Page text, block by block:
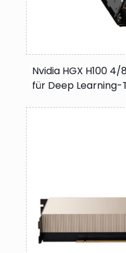
Nvidia HGX H100
für Deep Learning-